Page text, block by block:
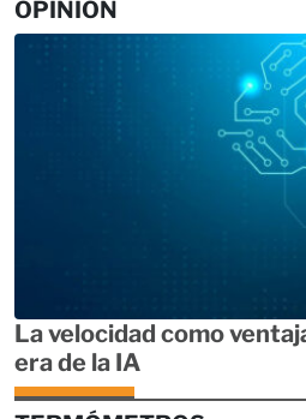
OPINIÓN
La velocidad como
era de la IA